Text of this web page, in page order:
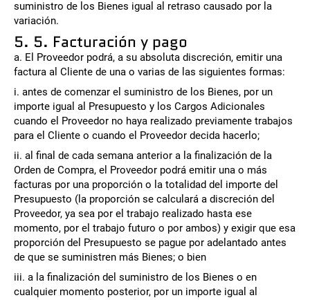
suministro de los Bienes igual al retraso causado por la
variación.
5. 5. Facturación y pago
a. El Proveedor podrá, a su absoluta discreción, emitir una
factura al Cliente de una o varias de las siguientes formas:
i. antes de comenzar el suministro de los Bienes, por un
importe igual al Presupuesto y los Cargos Adicionales
cuando el Proveedor no haya realizado previamente trabajos
para el Cliente o cuando el Proveedor decida hacerlo;
ii. al final de cada semana anterior a la finalización de la
Orden de Compra, el Proveedor podrá emitir una o más
facturas por una proporción o la totalidad del importe del
Presupuesto (la proporción se calculará a discreción del
Proveedor, ya sea por el trabajo realizado hasta ese
momento, por el trabajo futuro o por ambos) y exigir que esa
proporción del Presupuesto se pague por adelantado antes
de que se suministren más Bienes; o bien
iii. a la finalización del suministro de los Bienes o en
cualquier momento posterior, por un importe igual al